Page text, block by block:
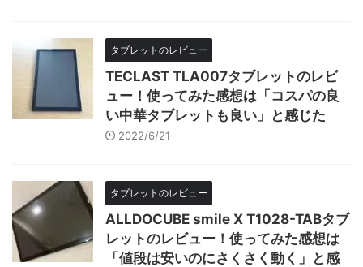
タブレットのレビュー
TECLAST TLA007タブレットのレビ
ュー！使ってみた感想は「コスパの良
い中華タブレットも良い」と感じた
2022/6/21
タブレットのレビュー
ALLDOCUBE smile X T1028-TABタブ
レットのレビュー！使ってみた感想は
「値段は安いのにさくさく動く」と感